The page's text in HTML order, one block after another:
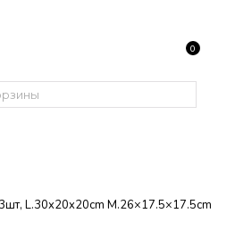
0
L.30x20x20cm M.26×17.5×17.5cm